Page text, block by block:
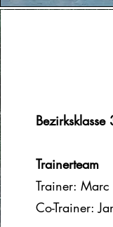
Trainerteam
Trainer:
Co-Trainer: